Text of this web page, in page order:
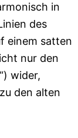
in
des
einem satten
nur den
wider,
den alten